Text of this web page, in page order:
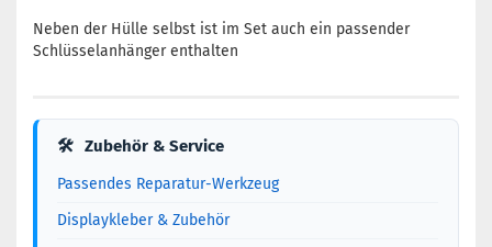
Neben der Hülle selbst ist im Set auch ein passender
Schlüsselanhänger enthalten
🛠 Zubehör & Service
Passendes Reparatur-Werkzeug
Displaykleber & Zubehör